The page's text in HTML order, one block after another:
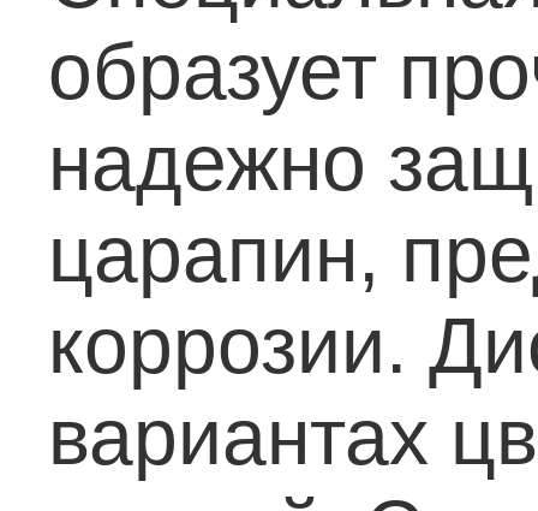
образует
надежно
царапин,
коррозии.
вариантах